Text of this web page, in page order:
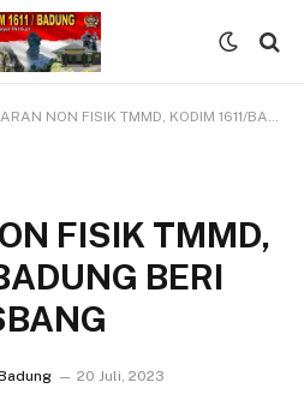
NON FISIK TMMD, KODIM 1611/BADUNG BERI MATERI WASBANG
FISIK TMMD,
BERI
20 Juli, 2023